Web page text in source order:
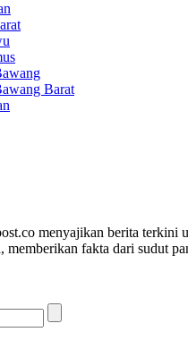
Barat
menyajikan berita terkini
memberikan fakta dari sudut